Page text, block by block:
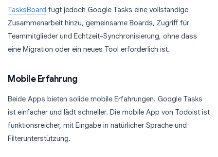
TasksBoard fügt jedoch Google Tasks eine vollständige
Zusammenarbeit hinzu, gemeinsame Boards, Zugriff für
Teammitglieder und Echtzeit-Synchronisierung, ohne dass
eine Migration oder ein neues Tool erforderlich ist.
Mobile Erfahrung
Beide Apps bieten solide mobile Erfahrungen. Google Tasks
ist einfacher und lädt schneller. Die mobile App von Todoist ist
funktionsreicher, mit Eingabe in natürlicher Sprache und
Filterunterstützung.